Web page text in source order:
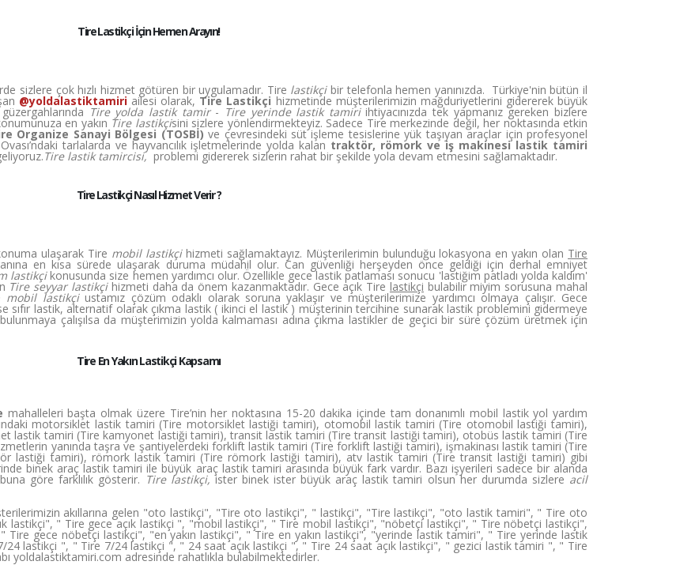
Tire Lastikçi İçin Hemen Arayın!
sizlere çok hızlı hizmet götüren bir uygulamadır. Tire lastikçibir telefonla hemen yanınızda. Türkiye'nin bütün il
@yoldalastiktamiri ailesi olarak, Tire Lastikçi hizmetinde müşterilerimizin mağduriyetlerini gidererek büyük
Tire yolda lastik tamir- Tire yerinde lastik tamiriihtiyacınızda tek yapmanız gereken bizlere
en yakın Tire lastikçisini sizlere yönlendirmekteyiz. Sadece Tire merkezinde değil, her noktasında etkin
Organize Sanayi Bölgesi (TOSBİ) ve çevresindeki süt işleme tesislerine yük taşıyan araçlar için profesyonel
tarlalarda ve hayvancılık işletmelerinde yolda kalan traktör, römork ve iş makinesi lastik tamiri
Tire lastik tamircisi, problemi gidererek sizlerin rahat bir şekilde yola devam etmesini sağlamaktadır.
Tire Lastikçi Nasıl Hizmet Verir ?
ulaşarak Tire mobil lastikçihizmeti sağlamaktayız. Müşterilerimin bulunduğu lokasyona en yakın olan Tire
en kısa sürede ulaşarak duruma müdahil olur. Can güvenliği herşeyden önce geldiği için derhal emniyet
lastikçikonusunda size hemen yardımcı olur. Özellikle gece lastik patlaması sonucu 'lastiğim patladı yolda kaldım'
Tire seyyar lastikçihizmeti daha da önem kazanmaktadır. Gece açık Tire lastikçi bulabilir miyim sorusuna mahal
mobil lastikçiustamız çözüm odaklı olarak soruna yaklaşır ve müşterilerimize yardımcı olmaya çalışır. Gece
sıfır lastik, alternatif olarak çıkma lastik ( ikinci el lastik ) müşterinin tercihine sunarak lastik problemini gidermeye
çalışılsa da müşterimizin yolda kalmaması adına çıkma lastikler de geçici bir süre çözüm üretmek için
Tire En Yakın Lastikçi Kapsamı
mahalleleri başta olmak üzere Tire’nin her noktasına 15-20 dakika içinde tam donanımlı mobil lastik yol yardım
motorsiklet lastik tamiri (Tire motorsiklet lastiği tamiri), otomobil lastik tamiri (Tire otomobil lastiği tamiri),
lastik tamiri (Tire kamyonet lastiği tamiri), transit lastik tamiri (Tire transit lastiği tamiri), otobüs lastik tamiri (Tire
yanında taşra ve şantiyelerdeki forklift lastik tamiri (Tire forklift lastiği tamiri), işmakinası lastik tamiri (Tire
lastiği tamiri), römork lastik tamiri (Tire römork lastiği tamiri), atv lastik tamiri (Tire transit lastiği tamiri) gibi
binek araç lastik tamiri ile büyük araç lastik tamiri arasında büyük fark vardır. Bazı işyerileri sadece bir alanda
göre farklılık gösterir. Tire lastikçi,ister binek ister büyük araç lastik tamiri olsun her durumda sizlere acil
akıllarına gelen "oto lastikçi", "Tire oto lastikçi", " lastikçi", "Tire lastikçi", "oto lastik tamiri", " Tire oto
lastikçi", " Tire gece açık lastikçi ", "mobil lastikçi", " Tire mobil lastikçi", "nöbetçi lastikçi", " Tire nöbetçi lastikçi",
gece nöbetçi lastikçi", "en yakın lastikçi", " Tire en yakın lastikçi", "yerinde lastik tamiri", " Tire yerinde lastik
lastikçi ", " Tire 7/24 lastikçi ", " 24 saat açık lastikçi ", " Tire 24 saat açık lastikçi", " gezici lastik tamiri ", " Tire
yoldalastiktamiri.com adresinde rahatlıkla bulabilmektedirler.